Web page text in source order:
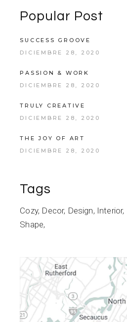
Popular Post
SUCCESS GROOVE
DICIEMBRE 28, 2020
PASSION & WORK
DICIEMBRE 28, 2020
TRULY CREATIVE
DICIEMBRE 28, 2020
THE JOY OF ART
DICIEMBRE 28, 2020
Tags
Cozy Decor Design Interior
Shape